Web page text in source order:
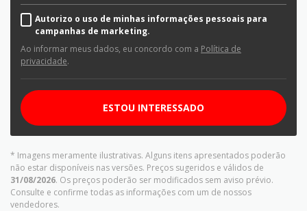
Autorizo o uso de minhas informações pessoais para
campanhas de marketing.
Ao informar meus dados, eu concordo com a Política de
privacidade.
ESTOU INTERESSADO
* Imagens meramente ilustrativas. Alguns itens apresentados poderão
não estar disponíveis nas versões. Preços sugeridos e válidos de
31/08/2026. Os preços poderão ser modificados sem aviso prévio.
Consulte e confirme todas as informações com um de nossos
vendedores.